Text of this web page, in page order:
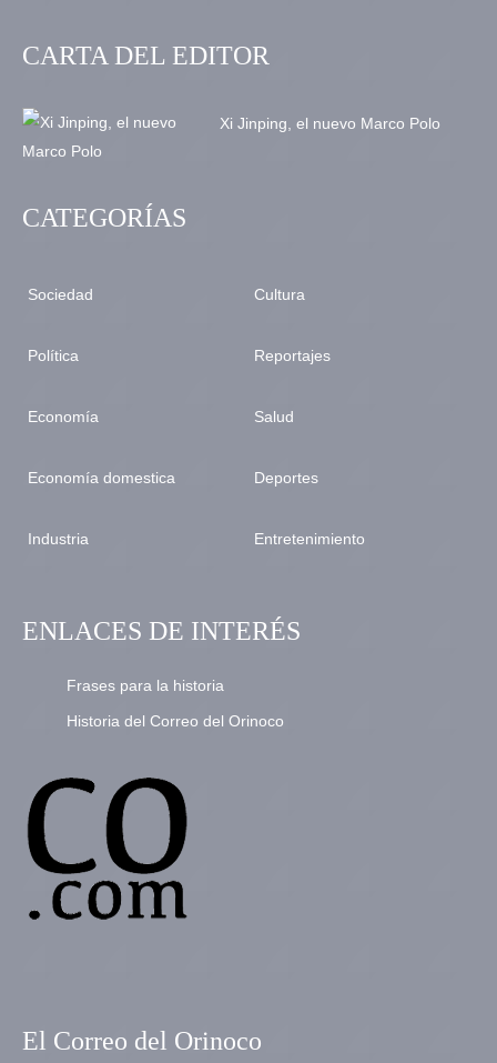
CARTA DEL EDITOR
Xi Jinping, el nuevo Marco Polo
CATEGORÍAS
Sociedad
Política
Economía
Economía domestica
Industria
Cultura
Reportajes
Salud
Deportes
Entretenimiento
ENLACES DE INTERÉS
Frases para la historia
Historia del Correo del Orinoco
El Correo del Orinoco